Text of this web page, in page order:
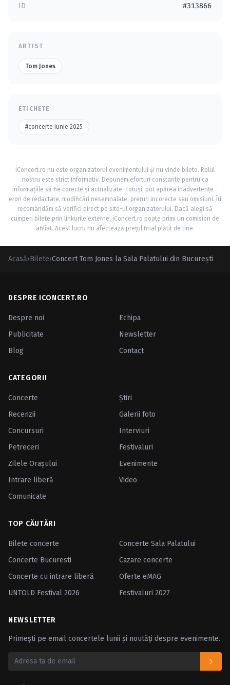
ID #313866
ARTIST
Tom Jones
ETICHETE
#concerte iunie 2025
iConcert.ro nu este organizatorul evenimentului și nu vinde bilete. Rolul
nostru este strict informativ. Depunem eforturi constante pentru ca
informațiile să fie corecte și actualizate. Totuși, pot apărea inadvertențe -
erori de redactare, modificări nesemnalate, prețuri incorecte sau omisiuni. Îți
recomandăm să verifici direct pe site-ul organizatorului. Dacă alegi să
cumperi bilete prin linkurile externe, iConcert.ro poate primi un comision de
afiliat. Acest lucru nu afectează prețul final plătit de tine.
Acasă›Bilete›Concert Tom Jones la Sala Palatului din București
DESPRE ICONCERT.RO
Despre noi
Echipa
Publicitate
Newsletter
Blog
Contact
CATEGORII
Concerte
Ştiri
Recenzii
Galerii foto
Concursuri
Interviuri
Petreceri
Festivaluri
Zilele Oraşului
Evenimente
Intrare liberă
Video
Comunicate
TOP CĂUTĂRI
Bilete concerte
Concerte Sala Palatului
Concerte Bucuresti
Cazare concerte
Concerte cu intrare liberă
Oferte eMAG
UNTOLD Festival 2026
Festivaluri 2027
NEWSLETTER
Primești pe email concertele lunii și noutăți despre evenimente.